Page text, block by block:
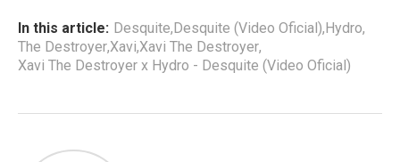
In this article: Desquite,Desquite (Video Oficial),Hydro,
The Destroyer,Xavi,Xavi The Destroyer,
Xavi The Destroyer x Hydro - Desquite (Video Oficial)